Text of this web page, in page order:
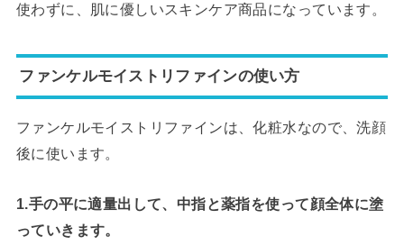
使わずに、肌に優しいスキンケア商品になっています。
ファンケルモイストリファインの使い方
ファンケルモイストリファインは、化粧水なので、洗顔
後に使います。
1.手の平に適量出して、中指と薬指を使って顔全体に塗
っていきます。